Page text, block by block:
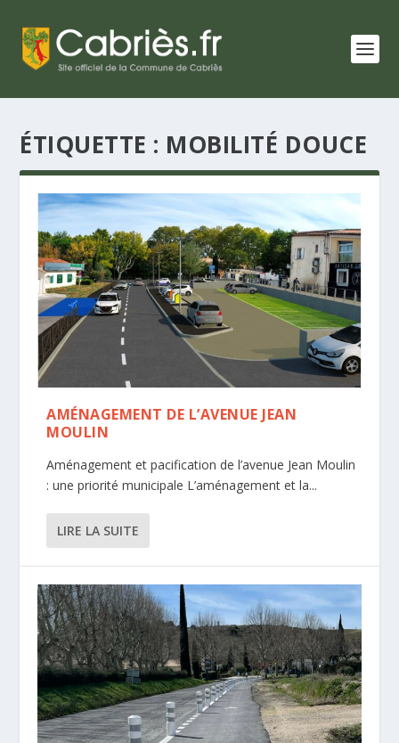
ÉTIQUETTE : MOBILITÉ DOUCE
AMÉNAGEMENT DE L’AVENUE JEAN
MOULIN
Aménagement et pacification de l’avenue Jean Moulin
: une priorité municipale L’aménagement et la...
LIRE LA SUITE